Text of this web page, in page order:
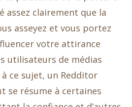
assez clairement que la
asseyez et vous portez
votre attirance
utilisateurs de médias
ce sujet, un Redditor
se résume à certaines